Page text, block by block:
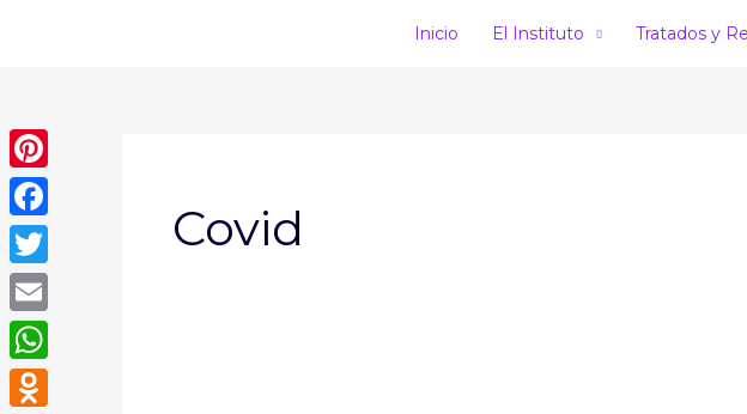
Inicio El Instituto Tratados y
Covid
Pinterest
Facebook
Twitter
Email
WhatsApp